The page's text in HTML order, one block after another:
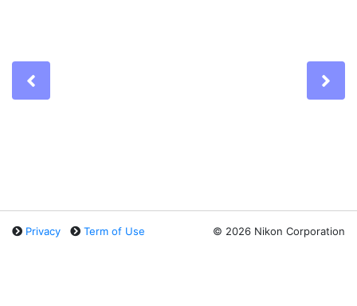
Privacy Term of Use © 2026 Nikon Corporation